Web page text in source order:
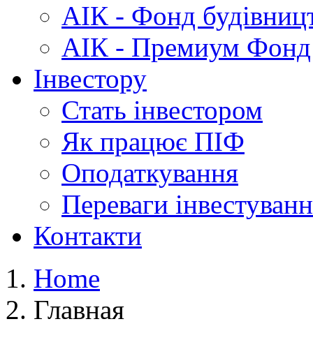
АІК - Фонд
АІК - Премиум Фонд
Інвестору
Стать інвестором
Як працює ПІФ
Оподаткування
Переваги
Контакти
Home
Главная